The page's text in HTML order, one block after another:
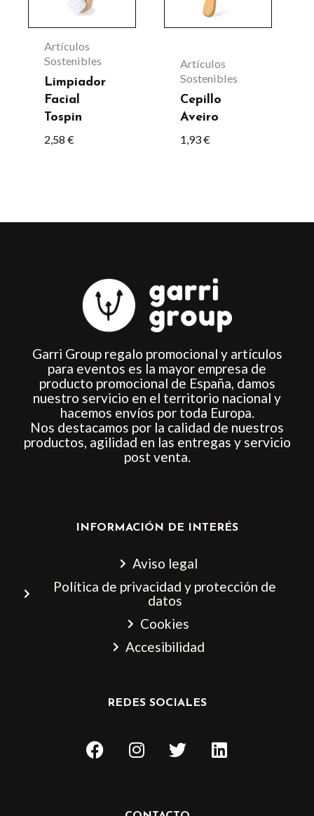
Artículos
Sostenibles
Limpiador
Facial
Tospin
2,58 €
Artículos
Sostenibles
Cepillo
Aveiro
1,93€
Garri Group regalo promocional y artículos
para eventos es la mayor empresa de
producto promocional de España, damos
nuestro servicio en el territorio nacional y
hacemos envíos por toda Europa.
Nos destacamos por la calidad de nuestros
productos, agilidad en las entregas y servicio
post venta.
INFORMACIÓN DE INTERÉS
Aviso legal
Política de privacidad y protección de
datos
Cookies
Accesibilidad
REDES SOCIALES
F
a
I
n
a
T
w
t
L
i